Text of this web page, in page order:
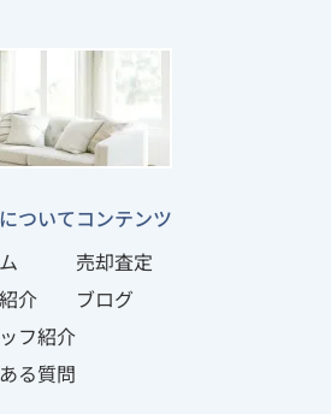
ついて
介
フ紹介
る質問
コンテンツ
売却査定
ブログ